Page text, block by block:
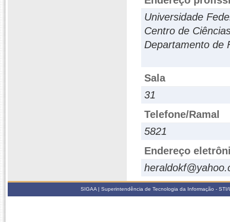
Universidade
Centro de
Departamento de
Sala
31
Telefone/Ramal
5821
Endereço
SIGAA | Superintendência de Tecnologia da Informação -